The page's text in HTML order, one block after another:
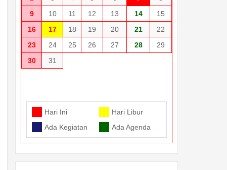
9
10 11 12 13 14
15
16
17 18 19 20 21
22
23
24 25 26 27 28
29
30
31
Hari Ini
Hari Libur
Ada Kegiatan
Ada Agenda